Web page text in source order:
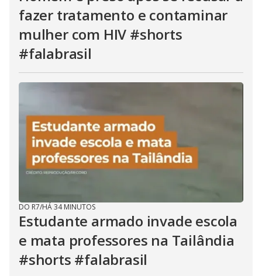
fazer tratamento e contaminar
mulher com HIV #shorts
#falabrasil
DO R7/HÁ 34 MINUTOS
Estudante armado invade escola
e mata professores na Tailândia
#shorts #falabrasil